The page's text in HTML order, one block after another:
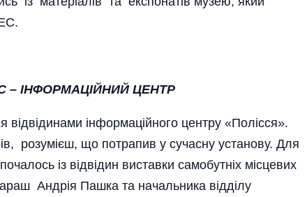
– ІНФОРМАЦІЙНИЙ ЦЕНТР
інформаційного центру «Полісся».
розумієш, що потрапив у сучасну установу. Для
із відвідин виставки самобутніх місцевих
Андрія Пашка та начальника відділу